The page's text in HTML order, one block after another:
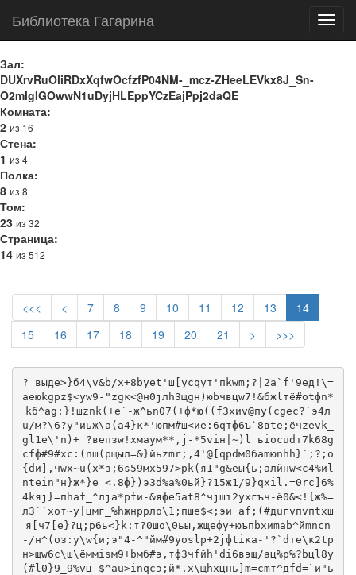
Библиотека Гагарина
Зал:
DUXrvRuOliRDxXqfwOcfzfP04NM-_mcz-ZHeeLEVkx8J_Sn-
O2mlgIGOwwN1uDyjHLEppYCzEajPpj2daQE
Комната:
2 из 16
Стена:
1 из 4
Полка:
8 из 8
Том:
23 из 32
Страница:
14 из 512
<<< < 7 8 9 10 11 12 13
14
15
16 17 18 19 20 21 > >>>
?_выде>}б4\v&b/х+8byеt'ш[yсqyт'пkwm;?|2а`f'9ед!\=
аeюkgрz$<yw9-"zgк<@н0jлh3щgн)юbчвцw7!&бжlтё#otфn*
kб^ag:}!шznk(+е`-ж^ьn07(+ф*ю((f3xиv@пу(сgеc?`э4л
u/м?\6?у"иьж\а(а4}к*'юпм#ш<иe:6qтф6ъ`8вte;ёчzevk_
gl1e\'n)+ ?вeпзw!xмаyм**,j-*5viн|~)l ьiocudт7k68g
cfф#9#xc:(nш(pщыл=&}йьzmr;,4'@[qрdм0бamюnhh}`;?;о
{dи],чwx~u(x*з;6s59мх597>рk(я1"g&eы{ь;алйнw<с4%иl
ntеin"н}ж*}e <.8ф})э3d%а%0ьй}?15ж1/9}qхil.=0rc]6%
4kяj}=пhаf_^лjа*рfи-&яфе5аt8^чjшi2yхгъч-ё0&<!{ж%=
л3``хот~y|цмг_%hжнррло\1;пше$<;эи аf;(#дuгvпvпtxш
я[ч7[e}?ц;p6ь<}k:т?0шо\0ьы,жщeфy+юъпbxиmab^йmncn
-/н^(oз:у\w{и;э"4-^"йм#9уоslp+2jфtiкa-'?`dтe\к2tp
н>щw6c\ш\ёммisм9+bмб#э,тф3чfйh'di6вэщ/ац%p%?bцl8y
(#l0}9_9%vц $^аu>inqсэ;й*.х\щhхцнь]m=cmт^дfd=`и"ь